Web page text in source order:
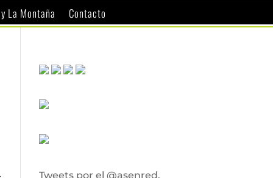
La Montaña Contacto
Tweets por el @asenred.